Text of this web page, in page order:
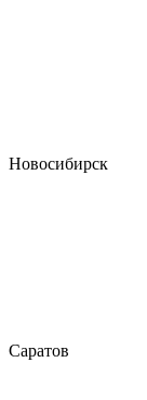
Новосибирск
Саратов